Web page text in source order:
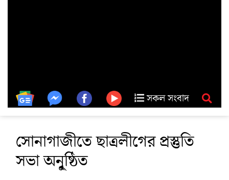
সকল সংবাদ
সোনাগাজীতে ছাত্রলীগের প্রস্তুতি
সভা অনুৃষ্ঠিত